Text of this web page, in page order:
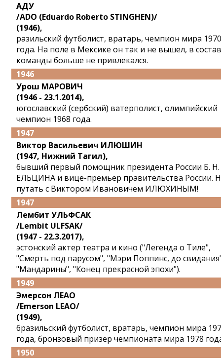
АДУ
/ADO (Eduardo Roberto STINGHEN)/
(1946),
разильский футболист, вратарь, чемпион мира 1970
года. На поле в Мексике он так и не вышел, в состав
команды больше не привлекался.
1946
Урош МАРОВИЧ
(1946 - 23.1.2014),
югославский (сербский) ватерполист, олимпийский
чемпион 1968 года.
1947
Виктор Васильевич ИЛЮШИН
(1947, Нижний Тагил),
бывший первый помощник президента России Б. Н.
ЕЛЬЦИНА и вице-премьер правительства России.
путать с Виктором Ивановичем ИЛЮХИНЫМ!
1947
Лембит УЛЬФСАК
/Lembit ULFSAK/
(1947 - 22.3.2017),
эстонский актер театра и кино ("Легенда о Тиле",
"Смерть под парусом", "Мэри Поппинс, до
"Мандарины", "Конец прекрасной эпохи").
1949
Эмерсон ЛЕАО
/Emerson LEAO/
(1949),
бразильский футболист, вратарь, чемпион мира
года, бронзовый призер чемпионата мира 1978
1950